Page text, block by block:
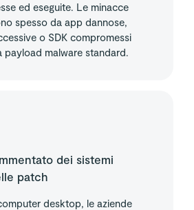
ed eseguite. Le minacce
spesso da app dannose,
o SDK compromessi
payload malware standard.
dei sistemi
patch
desktop, le aziende